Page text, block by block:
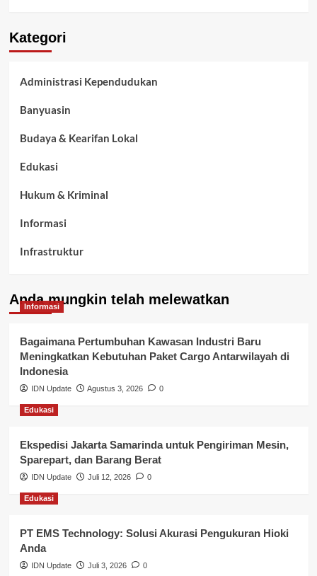
Kategori
Administrasi Kependudukan
Banyuasin
Budaya & Kearifan Lokal
Edukasi
Hukum & Kriminal
Informasi
Infrastruktur
Kepegawaian & ASN Banyuasin
Kesehatan
Keuangan
Lalu Lintas
Layanan Publik Kabupaten Banyuasin
Nasional
Pemerintahan
Pendidikan
Perbankan & Keuangan
Anda mungkin telah melewatkan
Informasi
Bagaimana Pertumbuhan Kawasan Industri Baru
Meningkatkan Kebutuhan Paket Cargo Antarwilayah di
Indonesia
IDN Update Agustus 3, 2026 0
Edukasi
Ekspedisi Jakarta Samarinda untuk Pengiriman Mesin,
Sparepart, dan Barang Berat
IDN Update Juli 12, 2026 0
Edukasi
PT EMS Technology: Solusi Akurasi Pengukuran Hioki
Anda
IDN Update Juli 3, 2026 0